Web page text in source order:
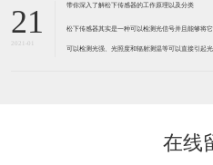
器是利用相应材料的浆料，涂覆在陶瓷基片上
21
2021-01
带你深入了解松下传感器的工作原理以及分类
松下传感器其实是一种可以检测光信号并且能够将
可以检测光强、光照度和辐射测温等可以直接引起
在线